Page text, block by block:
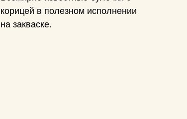
корицей в полезном исполнении
на закваске.